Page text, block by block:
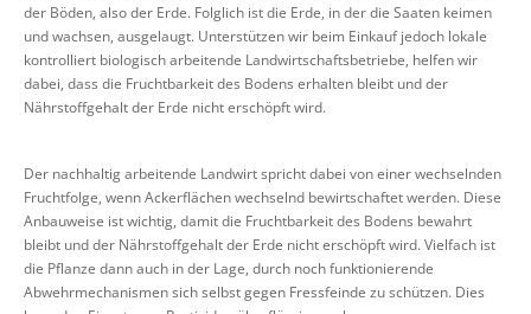
der Böden, also der Erde. Folglich ist die Erde, in der die Saaten keimen
und wachsen, ausgelaugt. Unterstützen wir beim Einkauf jedoch lokale
kontrolliert biologisch arbeitende Landwirtschaftsbetriebe, helfen wir
dabei, dass die Fruchtbarkeit des Bodens erhalten bleibt und der
Nährstoffgehalt der Erde nicht erschöpft wird.
Der nachhaltig arbeitende Landwirt spricht dabei von einer wechselnden
Fruchtfolge, wenn Ackerflächen wechselnd bewirtschaftet werden. Diese
Anbauweise ist wichtig, damit die Fruchtbarkeit des Bodens bewahrt
bleibt und der Nährstoffgehalt der Erde nicht erschöpft wird. Vielfach ist
die Pflanze dann auch in der Lage, durch noch funktionierende
Abwehrmechanismen sich selbst gegen Fressfeinde zu schützen. Dies